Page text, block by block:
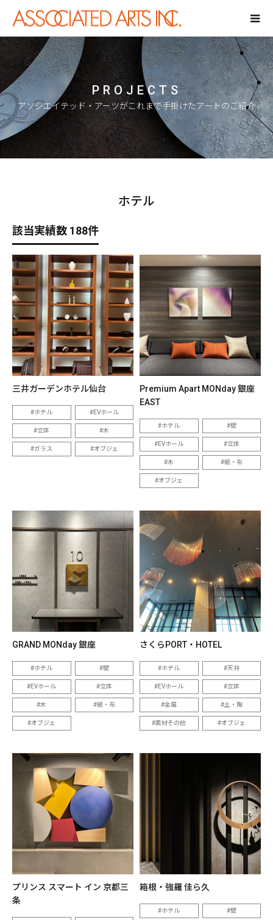
PROJECTS
アソシエイテッド・アーツがこれまで手掛けたアートのご紹介
ホテル
該当実績数 188件
三井ガーデンホテル仙台
ホテル EVホール
立体 木
ガラス オブジェ
Premium Apart MONday 銀座
EAST
ホテル 壁
EVホール 立体
木 紙・布
オブジェ
GRAND MONday 銀座
ホテル 壁
EVホール 立体
木 紙・布
オブジェ
さくらPORT・HOTEL
ホテル 天井
EVホール 立体
金属 土・陶
素材その他 オブジェ
プリンス スマート イン 京都三
条
箱根・強羅 佳ら久
ホテル 壁